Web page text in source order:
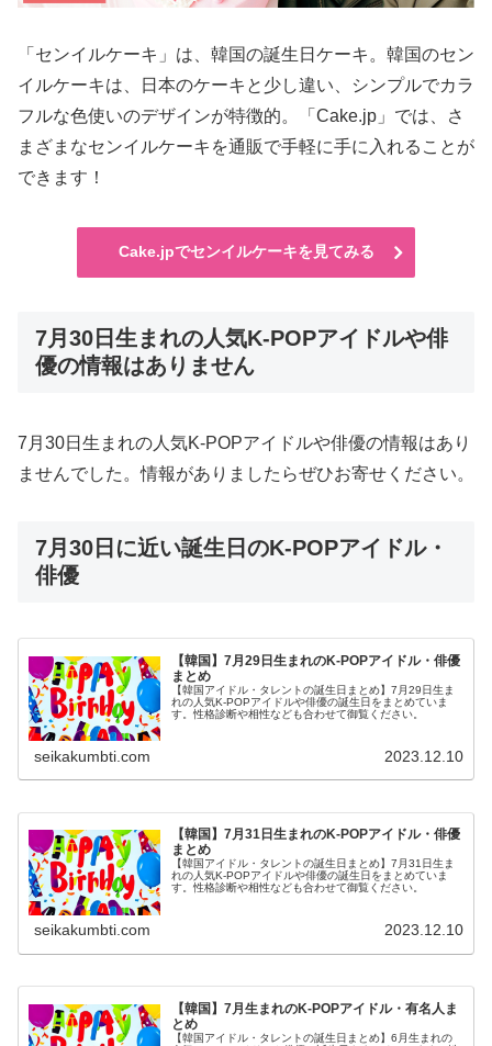
「センイルケーキ」は、韓国の誕生日ケーキ。韓国のセン
イルケーキは、日本のケーキと少し違い、シンプルでカラ
フルな色使いのデザインが特徴的。「Cake.jp」では、さ
まざまなセンイルケーキを通販で手軽に手に入れることが
できます！
Cake.jpでセンイルケーキを見てみる
7月30日生まれの人気K-POPアイドルや俳
優の情報はありません
7月30日生まれの人気K-POPアイドルや俳優の情報はあり
ませんでした。情報がありましたらぜひお寄せください。
7月30日に近い誕生日のK-POPアイドル・
俳優
【韓国】7月29日生まれのK-POPアイドル・俳優
まとめ
【韓国アイドル・タレントの誕生日まとめ】7月29日生ま
れの人気K-POPアイドルや俳優の誕生日をまとめていま
す。性格診断や相性なども合わせて御覧ください。
seikakumbti.com 2023.12.10
【韓国】7月31日生まれのK-POPアイドル・俳優
まとめ
【韓国アイドル・タレントの誕生日まとめ】7月31日生ま
れの人気K-POPアイドルや俳優の誕生日をまとめていま
す。性格診断や相性なども合わせて御覧ください。
seikakumbti.com 2023.12.10
【韓国】7月生まれのK-POPアイドル・有名人ま
とめ
【韓国アイドル・タレントの誕生日まとめ】6月生まれの